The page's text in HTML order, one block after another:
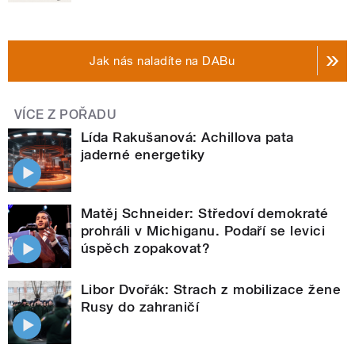
Jak nás naladíte na DABu
VÍCE Z POŘADU
Lída Rakušanová: Achillova pata
jaderné energetiky
Matěj Schneider: Středoví demokraté
prohráli v Michiganu. Podaří se levici
úspěch zopakovat?
Libor Dvořák: Strach z mobilizace žene
Rusy do zahraničí